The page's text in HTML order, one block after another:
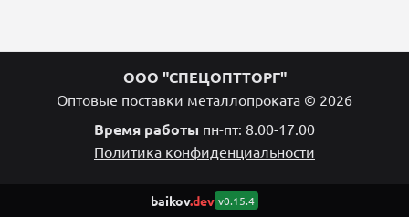
ООО "СПЕЦОПТТОРГ"
Оптовые поставки металлопроката © 2026
Время работы пн-пт: 8.00-17.00
Политика конфиденциальности
baikov.dev v0.15.4